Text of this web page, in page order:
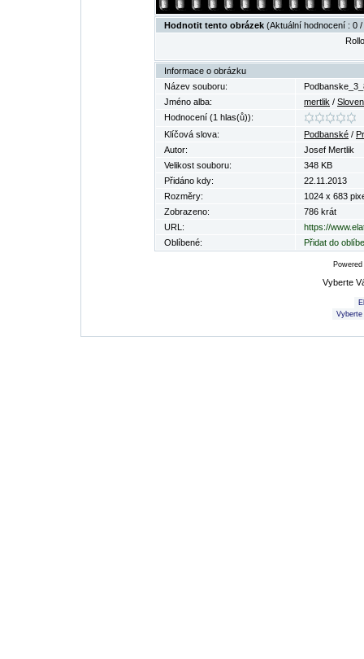
Hodnotit tento obrázek (Aktuální hodnocení : 0
Informace o obrázku
Název souboru:
Jméno alba:
mertlik /
Hodnocení (1 hlas(ů)):
Klíčová slova:
Podbanské /
Autor:
Josef Mertlik
Velikost souboru:
348 KB
Přidáno kdy:
22.11.2013
Rozměry:
1024 x 683
Zobrazeno:
786 krát
URL:
https://
Oblíbené:
Přidat do
Vyberte